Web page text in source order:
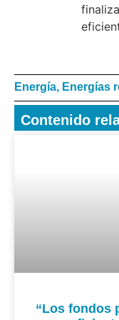
Energía, Energías
Contenido
“Los fondos